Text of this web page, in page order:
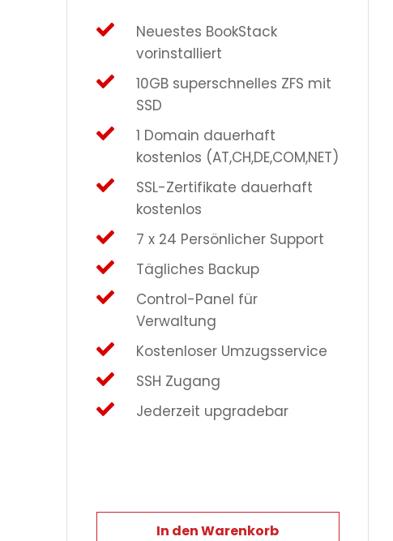
Neuestes BookStack
vorinstalliert
10GB superschnelles ZFS mit
SSD
1 Domain dauerhaft
kostenlos (AT,CH,DE,COM,NET)
SSL-Zertifikate dauerhaft
kostenlos
7 x 24 Persönlicher Support
Tägliches Backup
Control-Panel für
Verwaltung
Kostenloser Umzugsservice
SSH Zugang
Jederzeit upgradebar
In den Warenkorb